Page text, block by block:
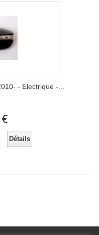
- Electrique -...
Détails